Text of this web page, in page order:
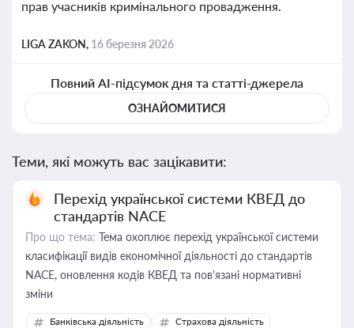
прав учасників кримінального провадження.
LIGA ZAKON, 16 березня 2026
Повний AI-підсумок дня та статті-джерела
ОЗНАЙОМИТИСЯ
Теми, які можуть вас зацікавити:
Перехід української системи КВЕД до
стандартів NACE
Про що тема: Тема охоплює перехід української системи
класифікації видів економічної діяльності до стандартів
NACE, оновлення кодів КВЕД та пов'язані нормативні
зміни
Банківська діяльність
Страхова діяльність